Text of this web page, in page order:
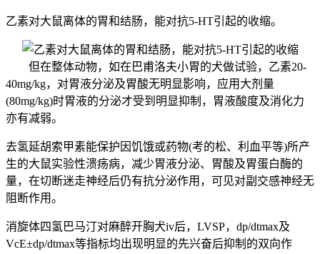
乙素对大鼠离体的胃和结肠，能对抗5-HT引起的收缩。
但在整体动物，如在巴甫洛夫小胃的犬做试验，乙素20-
40mg/kg，对胃液分泌及胃酸无明显影响，应用大剂量
(80mg/kg)时胃液的分泌才受到明显抑制，胃液酸度及消化力
亦有减弱。
去氢延胡索甲素能保护因饥饿或药物(考的松、利血平等)所产
生的大鼠实验性溃疡病，减少胃液分泌、胃酸及胃蛋白酶的
量，在切断迷走神经后仍有抗分泌作用，可见对副交感神经无
阻断作用。
消旋体四氢巴马汀对麻醉开胸犬iv后，LVSP，dp/dtmax及
VcE±dp/dtmax等指标均出现明显的先兴奋后抑制的双向作